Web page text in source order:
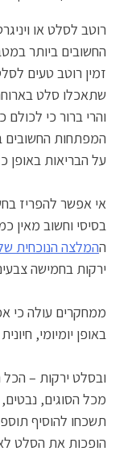
רוטב לסלט או
החשובים ביותר
זמין רוטב טעים
שתאכלו סלט
והרי ברור כי
המפתחות החשובים
על הבריאות באופן
אי אפשר להפריז
בסיסי וחשוב מאין
ההמלצה הנוכחית
ירקות בחמישה
ממחקרים עולה כי
באופן יומיומי,
ובסלט ירקות – הכל
מכל הסוגים,
תשכחו להוסיף
הופכות את הסלט